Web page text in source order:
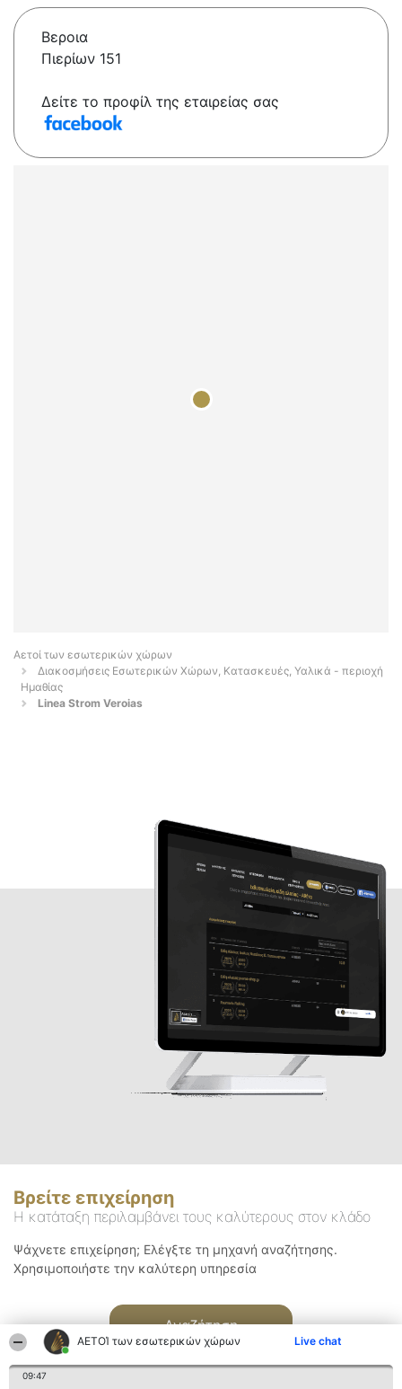
ΑΕΤΟΊ των εσωτερικών χώρων Live chat
09:47
Βεροια
Πιερίων 151
Δείτε το προφίλ της εταιρείας σας
Αετοί των εσωτερικών χώρων
Διακοσμήσεις Εσωτερικών Χώρων, Κατασκευές, Υαλικά - περιοχή
Ημαθίας
Linea Strom Veroias
Βρείτε επιχείρηση
Η κατάταξη περιλαμβάνει τους καλύτερους στον κλάδο
Ψάχνετε επιχείρηση; Ελέγξτε τη μηχανή αναζήτησης.
Χρησιμοποιήστε την καλύτερη υπηρεσία
Αναζήτηση